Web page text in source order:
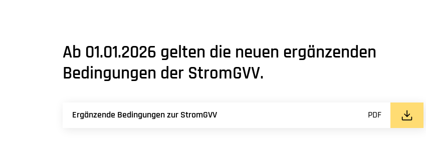
Ab 01.01.2026 gelten die neuen ergänzenden
Bedingungen der StromGVV.
Ergänzende Bedingungen zur StromGVV PDF